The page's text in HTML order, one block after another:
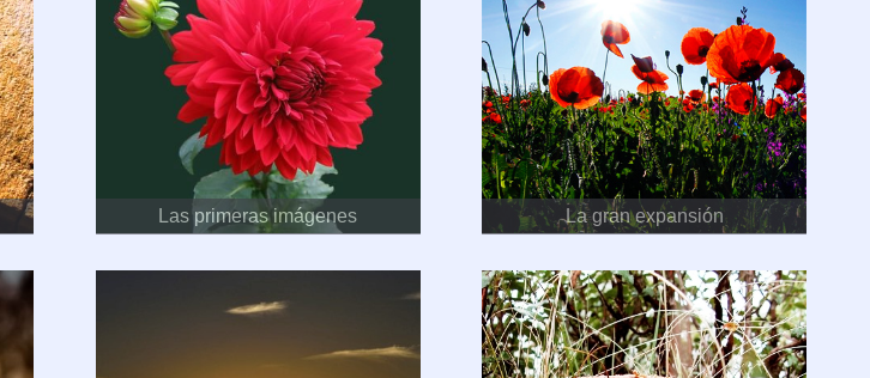
Las primeras imágenes La gran expansión